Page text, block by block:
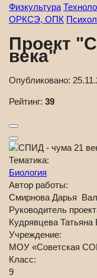
Физкультура
ОРКСЭ, ОПК
Проект
века"
Опубликовано:
Рейтинг: 39
Тематика:
Биология
Автор работы:
Смирнова Дарья
Руководитель
Кудрявцева Татьяна
Учреждение:
МОУ «Советская
Класс:
9